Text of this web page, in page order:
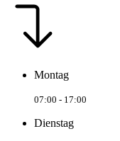
Montag
07:00 - 17:00
Dienstag